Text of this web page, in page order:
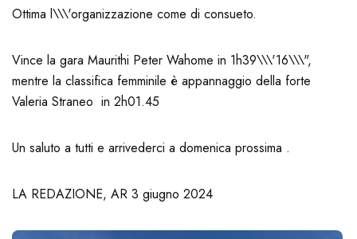
Ottima l\\\'organizzazione come di consueto.
Vince la gara Maurithi Peter Wahome in 1h39\\\'16\\\",
mentre la classifica femminile è appannaggio della forte
Valeria Straneo in 2h01.45
Un saluto a tutti e arrivederci a domenica prossima .
LA REDAZIONE, AR 3 giugno 2024